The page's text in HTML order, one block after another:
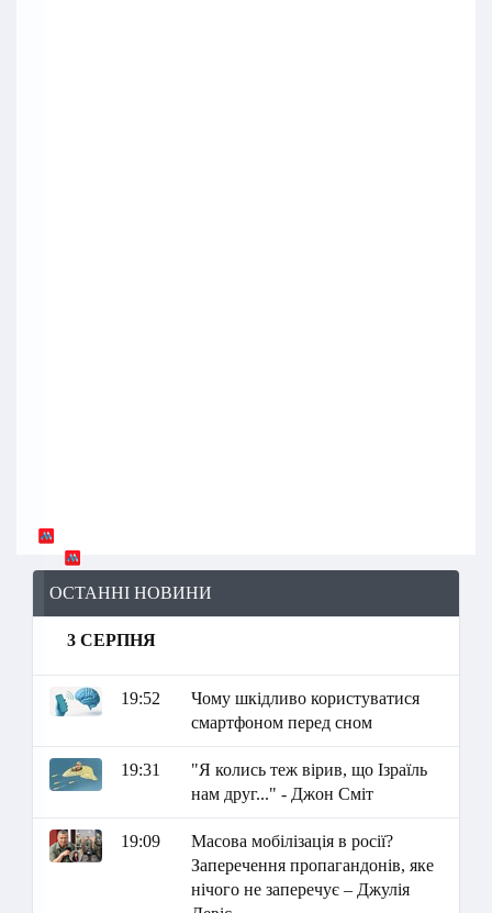
ОСТАННІ НОВИНИ
3 СЕРПНЯ
19:52
Чому шкідливо користуватися
смартфоном перед сном
19:31
"Я колись теж вірив, що Ізраїль
нам друг..." - Джон Сміт
19:09
Масова мобілізація в росії?
Заперечення пропагандонів, яке
нічого не заперечує – Джулія